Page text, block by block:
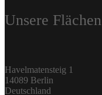
Unsere Flächen
Havelmatensteig 1
14089 Berlin
Deutschland